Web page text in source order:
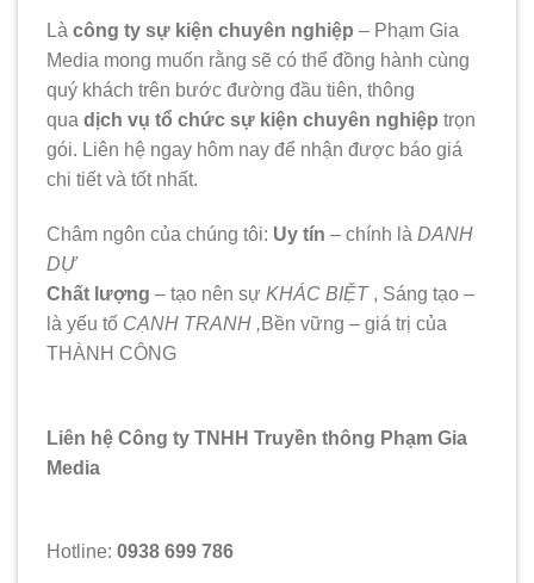
Là công ty sự kiện chuyên nghiệp – Phạm Gia
Media mong muốn rằng sẽ có thể đồng hành cùng
quý khách trên bước đường đầu tiên, thông
qua dịch vụ tổ chức sự kiện chuyên nghiệp trọn
gói. Liên hệ ngay hôm nay để nhận được báo giá
chi tiết và tốt nhất.
Châm ngôn của chúng tôi: Uy tín – chính là DANH
DỰ
Chất lượng – tạo nên sự KHÁC BIỆT, Sáng tạo –
là yếu tố CẠNH TRANH ,Bền vững – giá trị của
THÀNH CÔNG
Liên hệ Công ty TNHH Truyền thông Phạm Gia
Media
Hotline: 0938 699 786